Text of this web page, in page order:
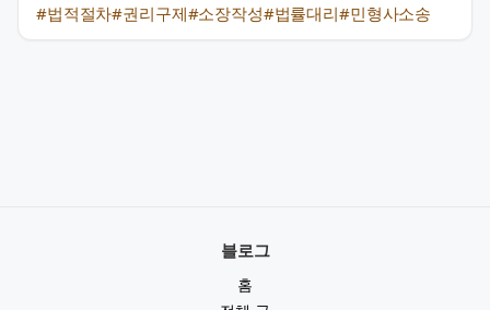
#법적절차#권리구제#소장작성#법률대리#민형사소송
블로그
홈